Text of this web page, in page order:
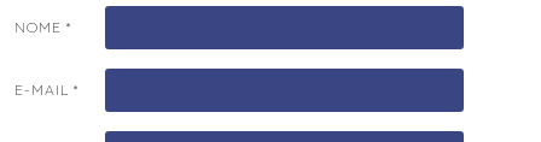
NOME *
E-MAIL *